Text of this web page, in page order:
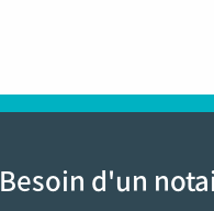
Besoin d'un